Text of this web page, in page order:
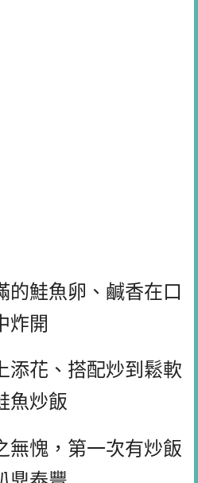
的鮭魚卵、鹹香在口
炸開
添花、搭配炒到鬆軟
魚炒飯
無愧，第一次有炒飯